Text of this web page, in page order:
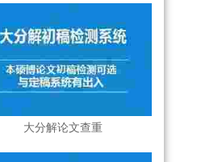
大分解论文查重